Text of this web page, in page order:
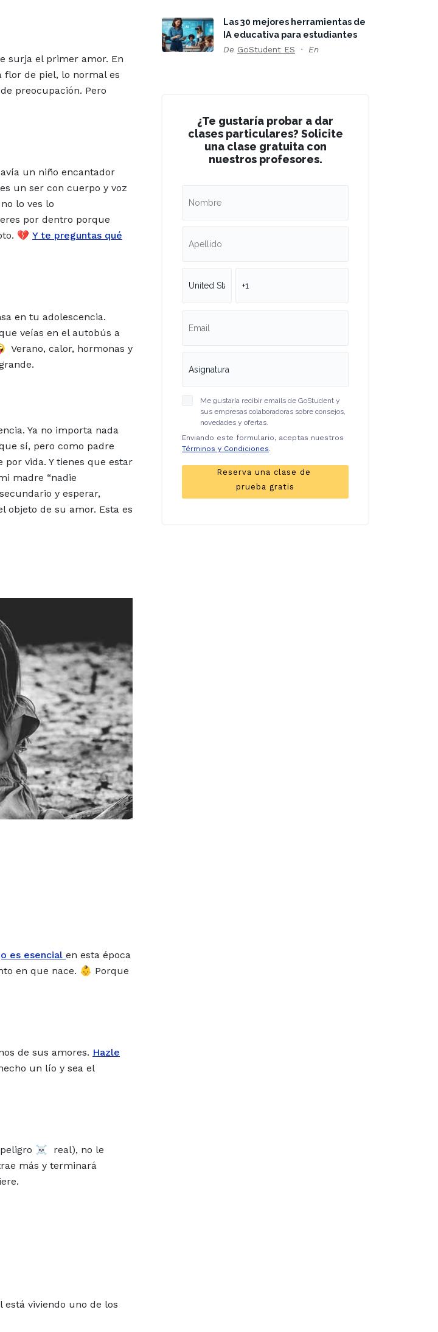
surja el primer amor. En
flor de piel, lo normal es
preocupación. Pero
un niño encantador
un ser con cuerpo y voz
lo ves lo
por dentro porque
💔 Y te preguntas qué
en tu adolescencia.
veías en el autobús a
Verano, calor, hormonas y
Ya no importa nada
sí, pero como padre
vida. Y tienes que estar
madre “nadie
y esperar,
objeto de su amor. Esta es
es esencial en esta época
en que nace. 👶 Porque
de sus amores. Hazle
un lío y sea el
peligro ☠️ real), no le
más y terminará
viviendo uno de los
Las 30 mejores herramientas de
IA educativa para estudiantes
De GoStudent ES En
¿Te gustaría probar a dar
clases particulares? Solicite
una clase gratuita con
nuestros profesores.
Me gustaría recibir emails de GoStudent y
sus empresas colaboradoras sobre consejos,
novedades y ofertas.
Enviando este formulario, aceptas nuestros
Términos y Condiciones.